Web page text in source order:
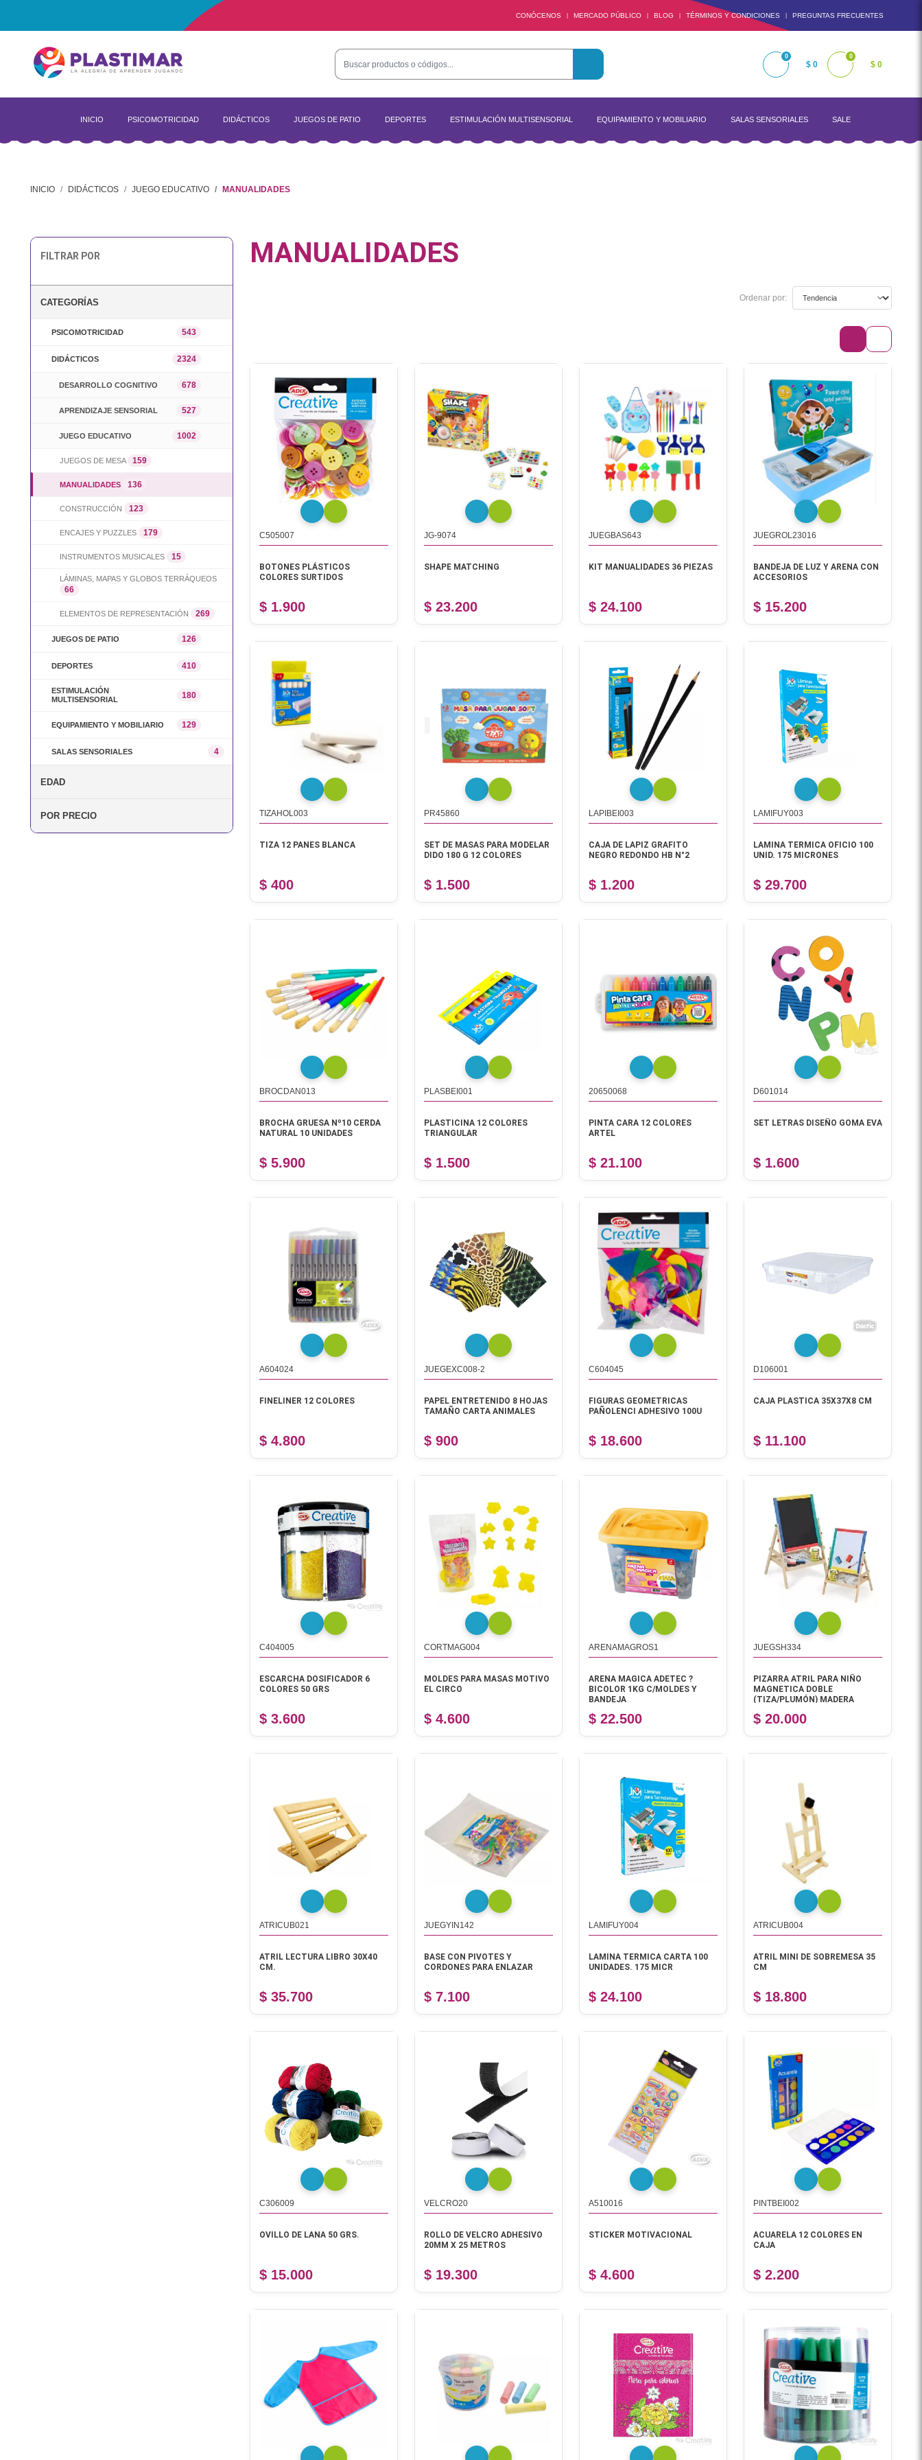
CONÓCENOS | MERCADO PÚBLICO | BLOG | TÉRMINOS Y CONDICIONES | PREGUNTAS FRECUENTES
0
$ 0
0
$ 0
INICIO PSICOMOTRICIDAD DIDÁCTICOS JUEGOS DE PATIO DEPORTES ESTIMULACIÓN MULTISENSORIAL EQUIPAMIENTO Y MOBILIARIO SALAS SENSORIALES SALE
INICIO DIDÁCTICOS JUEGO EDUCATIVO MANUALIDADES
FILTRAR POR
CATEGORÍAS
PSICOMOTRICIDAD 543
DIDÁCTICOS 2324
DESARROLLO COGNITIVO 678
APRENDIZAJE SENSORIAL 527
JUEGO EDUCATIVO 1002
JUEGOS DE MESA 159
MANUALIDADES 136
CONSTRUCCIÓN 123
ENCAJES Y PUZZLES 179
INSTRUMENTOS MUSICALES 15
LÁMINAS, MAPAS Y GLOBOS TERRÁQUEOS
66
ELEMENTOS DE REPRESENTACIÓN 269
JUEGOS DE PATIO 126
DEPORTES 410
ESTIMULACIÓN
MULTISENSORIAL
180
EQUIPAMIENTO Y MOBILIARIO 129
SALAS SENSORIALES 4
EDAD
POR PRECIO
MANUALIDADES
Ordenar por:
C505007
BOTONES PLÁSTICOS
COLORES SURTIDOS
$ 1.900
JG-9074
SHAPE MATCHING
$ 23.200
JUEGBAS643
KIT MANUALIDADES 36 PIEZAS
$ 24.100
JUEGROL23016
BANDEJA DE LUZ Y ARENA CON
ACCESORIOS
$ 15.200
TIZAHOL003
TIZA 12 PANES BLANCA
$ 400
PR45860
SET DE MASAS PARA MODELAR
DIDO 180 G 12 COLORES
$ 1.500
LAPIBEI003
CAJA DE LAPIZ GRAFITO
NEGRO REDONDO HB N°2
$ 1.200
LAMIFUY003
LAMINA TERMICA OFICIO 100
UNID. 175 MICRONES
$ 29.700
BROCDAN013
BROCHA GRUESA Nº10 CERDA
NATURAL 10 UNIDADES
$ 5.900
PLASBEI001
PLASTICINA 12 COLORES
TRIANGULAR
$ 1.500
20650068
PINTA CARA 12 COLORES
ARTEL
$ 21.100
D601014
SET LETRAS DISEÑO GOMA EVA
$ 1.600
A604024
FINELINER 12 COLORES
$ 4.800
JUEGEXC008-2
PAPEL ENTRETENIDO 8 HOJAS
TAMAÑO CARTA ANIMALES
$ 900
C604045
FIGURAS GEOMETRICAS
PAÑOLENCI ADHESIVO 100U
$ 18.600
D106001
CAJA PLASTICA 35X37X8 CM
$ 11.100
C404005
ESCARCHA DOSIFICADOR 6
COLORES 50 GRS
$ 3.600
CORTMAG004
MOLDES PARA MASAS MOTIVO
EL CIRCO
$ 4.600
ARENAMAGROS1
ARENA MAGICA ADETEC ?
BICOLOR 1KG C/MOLDES Y
BANDEJA
$ 22.500
JUEGSH334
PIZARRA ATRIL PARA NIÑO
MAGNETICA DOBLE
(TIZA/PLUMÓN) MADERA
$ 20.000
ATRICUB021
ATRIL LECTURA LIBRO 30X40
CM.
$ 35.700
JUEGYIN142
BASE CON PIVOTES Y
CORDONES PARA ENLAZAR
$ 7.100
LAMIFUY004
LAMINA TERMICA CARTA 100
UNIDADES. 175 MICR
$ 24.100
ATRICUB004
ATRIL MINI DE SOBREMESA 35
CM
$ 18.800
C306009
OVILLO DE LANA 50 GRS.
$ 15.000
VELCRO20
ROLLO DE VELCRO ADHESIVO
20MM X 25 METROS
$ 19.300
A510016
STICKER MOTIVACIONAL
$ 4.600
PINTBEI002
ACUARELA 12 COLORES EN
CAJA
$ 2.200